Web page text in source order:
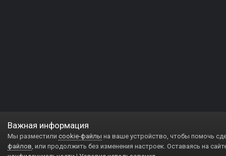
Важная информация
Мы разместили cookie-файлы на ваше устройство, чтобы помочь
файлов, или продолжить без изменения настроек. Оставаясь на